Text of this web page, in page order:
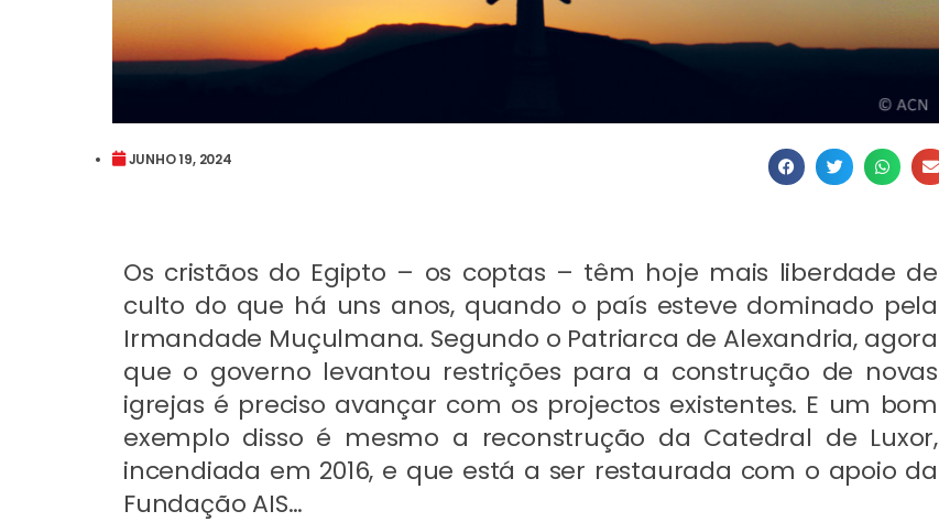
JUNHO 19, 2024
Os cristãos do Egipto – os coptas – têm hoje mais liberdade de
culto do que há uns anos, quando o país esteve dominado pela
Irmandade Muçulmana. Segundo o Patriarca de Alexandria, agora
que o governo levantou restrições para a construção de novas
igrejas é preciso avançar com os projectos existentes. E um bom
exemplo disso é mesmo a reconstrução da Catedral de Luxor,
incendiada em 2016, e que está a ser restaurada com o apoio da
Fundação AIS…